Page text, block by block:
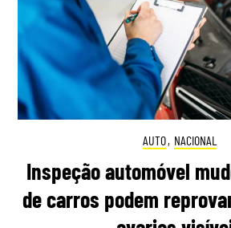
AUTO, NACIONAL
Inspeção automóvel
de carros podem